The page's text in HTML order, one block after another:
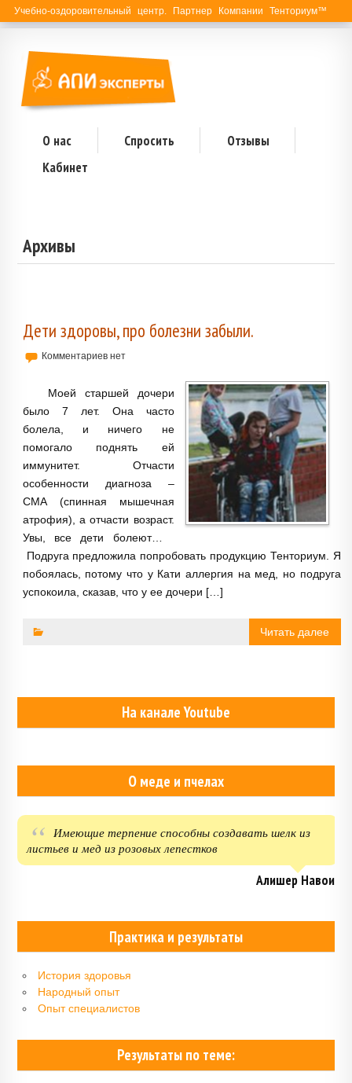
Учебно-оздоровительный центр. Партнер Компании Тенториум™
О нас Спросить
Отзывы
Кабинет
Архивы
Дети здоровы, про болезни забыли.
Комментариев нет
Моей старшей дочери
было 7 лет. Она часто
болела, и ничего не
помогало поднять ей
иммунитет. Отчасти
особенности диагноза –
СМА (спинная мышечная
атрофия), а отчасти возраст.
Увы, все дети болеют…
Подруга предложила попробовать продукцию Тенториум. Я
побоялась, потому что у Кати аллергия на мед, но подруга
успокоила, сказав, что у ее дочери […]
Читать далее
На канале Youtube
О меде и пчелах
Имеющие терпение способны создавать шелк из
листьев и мед из розовых лепестков
Алишер Навои
Практика и результаты
История здоровья
Народный опыт
Опыт специалистов
Результаты по теме: